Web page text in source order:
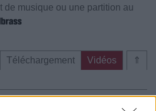
de musique ou une partition au
⇑
Téléchargement
Vidéos